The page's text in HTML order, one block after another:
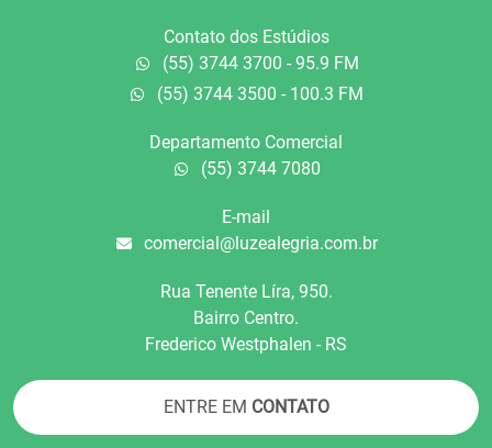
Contato dos Estúdios
(55) 3744 3700 - 95.9 FM
(55) 3744 3500 - 100.3 FM
Departamento Comercial
(55) 3744 7080
E-mail
comercial@luzealegria.com.br
Rua Tenente Líra, 950.
Bairro Centro.
Frederico Westphalen - RS
ENTRE EM CONTATO